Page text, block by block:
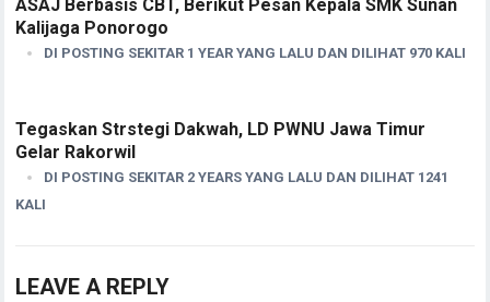
ASAJ Berbasis CBT, Berikut Pesan Kepala SMK Sunan
Kalijaga Ponorogo
DI POSTING SEKITAR 1 YEAR YANG LALU DAN DILIHAT 970 KALI
Tegaskan Strstegi Dakwah, LD PWNU Jawa Timur
Gelar Rakorwil
DI POSTING SEKITAR 2 YEARS YANG LALU DAN DILIHAT 1241
KALI
LEAVE A REPLY